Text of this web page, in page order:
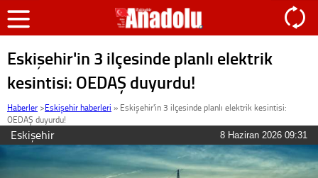
Eskişehir'in 3 ilçesinde planlı elektrik
kesintisi: OEDAŞ duyurdu!
Haberler >Eskişehir haberleri » Eskişehir'in 3 ilçesinde planlı elektrik kesintisi:
OEDAŞ duyurdu!
Eskişehir 8 Haziran 2026 09:31